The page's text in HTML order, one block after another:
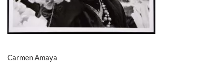
Carmen Amaya